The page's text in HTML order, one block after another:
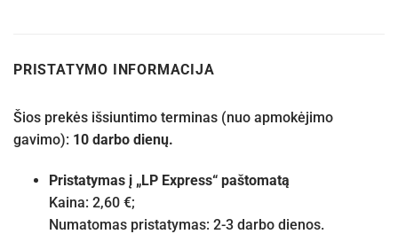
PRISTATYMO INFORMACIJA
Šios prekės išsiuntimo terminas (nuo apmokėjimo
gavimo): 10 darbo dienų.
Pristatymas į „LP Express“ paštomatą
Kaina: 2,60 €;
Numatomas pristatymas: 2-3 darbo dienos.